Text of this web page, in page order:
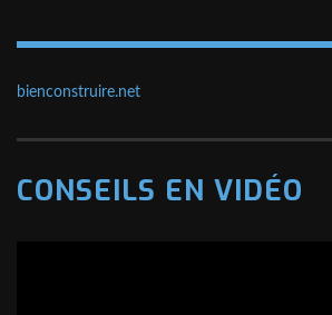
bienconstruire.net
CONSEILS EN VIDÉO